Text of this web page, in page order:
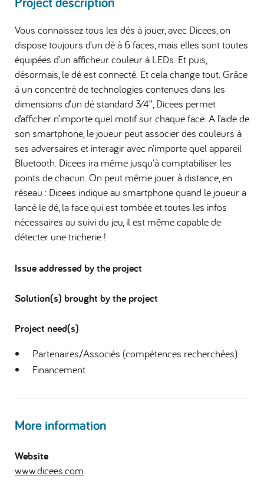
Vous connaissez tous les dés à jouer, avec Dicees, on
dispose toujours d’un dé à 6 faces, mais elles sont toutes
équipées d’un afficheur couleur à LEDs. Et puis,
désormais, le dé est connecté. Et cela change tout. Grâce
à un concentré de technologies contenues dans les
dimensions d’un dé standard 3⁄4’’, Dicees permet
d’afficher n’importe quel motif sur chaque face. A l’aide de
son smartphone, le joueur peut associer des couleurs à
ses adversaires et interagir avec n’importe quel appareil
Bluetooth. Dicees ira même jusqu’à comptabiliser les
points de chacun. On peut même jouer à distance, en
réseau : Dicees indique au smartphone quand le joueur a
lancé le dé, la face qui est tombée et toutes les infos
nécessaires au suivi du jeu, il est même capable de
détecter une tricherie !
Issue addressed by the project
Solution(s) brought by the project
Project need(s)
Partenaires/Associés (compétences recherchées)
Financement
More information
Website
www.dicees.com